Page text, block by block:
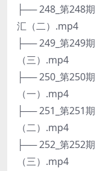
├── 248_第248期
汇（二）.mp4
├── 249_第249期
（三）.mp4
├── 250_第250
（一）.mp4
├── 251_第251
（二）.mp4
├── 252_第252
（三）.mp4